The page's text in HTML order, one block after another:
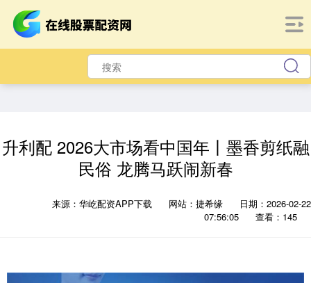
升利配 2026大市场看中国年丨墨香剪纸融
民俗 龙腾马跃闹新春
来源：华屹配资APP下载 网站：捷希缘
日期：2026-02-22
07:56:05
查看：145